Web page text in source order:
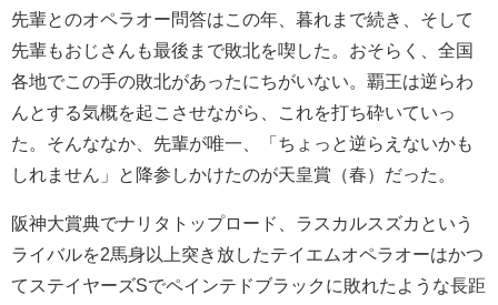
先輩とのオペラオー問答はこの年、暮れまで続き、そして
先輩もおじさんも最後まで敗北を喫した。おそらく、全国
各地でこの手の敗北があったにちがいない。覇王は逆らわ
んとする気概を起こさせながら、これを打ち砕いていっ
た。そんななか、先輩が唯一、「ちょっと逆らえないかも
しれません」と降参しかけたのが天皇賞（春）だった。
阪神大賞典でナリタトップロード、ラスカルスズカという
ライバルを2馬身以上突き放したテイエムオペラオーはかつ
てステイヤーズSでペインテドブラックに敗れたような長距